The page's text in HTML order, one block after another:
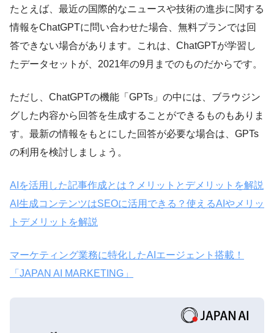
たとえば、最近の国際的なニュースや技術の進歩に関する
情報をChatGPTに問い合わせた場合、無料プランでは回
答できない場合があります。これは、ChatGPTが学習し
たデータセットが、2021年の9月までのものだからです。
ただし、ChatGPTの機能「GPTs」の中には、ブラウジン
グした内容から回答を生成することができるものもありま
す。最新の情報をもとにした回答が必要な場合は、GPTs
の利用を検討しましょう。
AIを活用した記事作成とは？メリットとデメリットを解説
AI生成コンテンツはSEOに活用できる？使えるAIやメリッ
トデメリットを解説
マーケティング業務に特化したAIエージェント搭載！
「JAPAN AI MARKETING」